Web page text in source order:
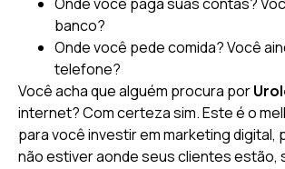
banco?
Onde você pede comida? Você
telefone?
Você acha que alguém procura por
internet? Com certeza sim. Este é o
para você investir em marketing digital,
não estiver aonde seus clientes estão,